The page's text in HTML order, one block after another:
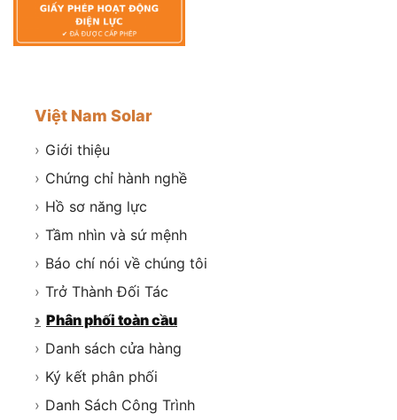
Việt Nam Solar
› Giới thiệu
› Chứng chỉ hành nghề
› Hồ sơ năng lực
› Tầm nhìn và sứ mệnh
› Báo chí nói về chúng tôi
› Trở Thành Đối Tác
› Phân phối toàn cầu
› Danh sách cửa hàng
› Ký kết phân phối
› Danh Sách Công Trình